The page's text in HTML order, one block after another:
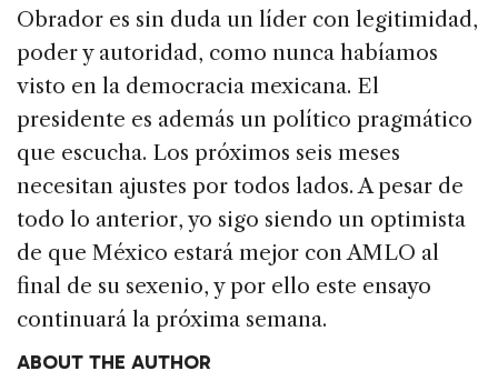
Obrador es sin duda un líder con legitimidad,
poder y autoridad, como nunca habíamos
visto en la democracia mexicana. El
presidente es además un político pragmático
que escucha. Los próximos seis meses
necesitan ajustes por todos lados. A pesar de
todo lo anterior, yo sigo siendo un optimista
de que México estará mejor con AMLO al
final de su sexenio, y por ello este ensayo
continuará la próxima semana.
ABOUT THE AUTHOR